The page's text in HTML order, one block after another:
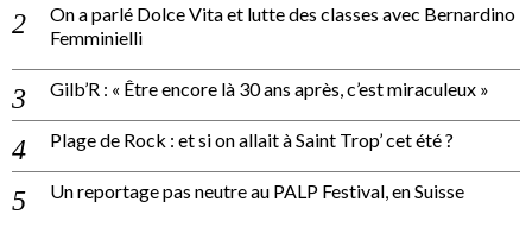
On a parlé Dolce Vita et lutte des classes avec Bernardino
Femminielli
Gilb’R : « Être encore là 30 ans après, c’est miraculeux »
Plage de Rock : et si on allait à Saint Trop’ cet été ?
Un reportage pas neutre au PALP Festival, en Suisse